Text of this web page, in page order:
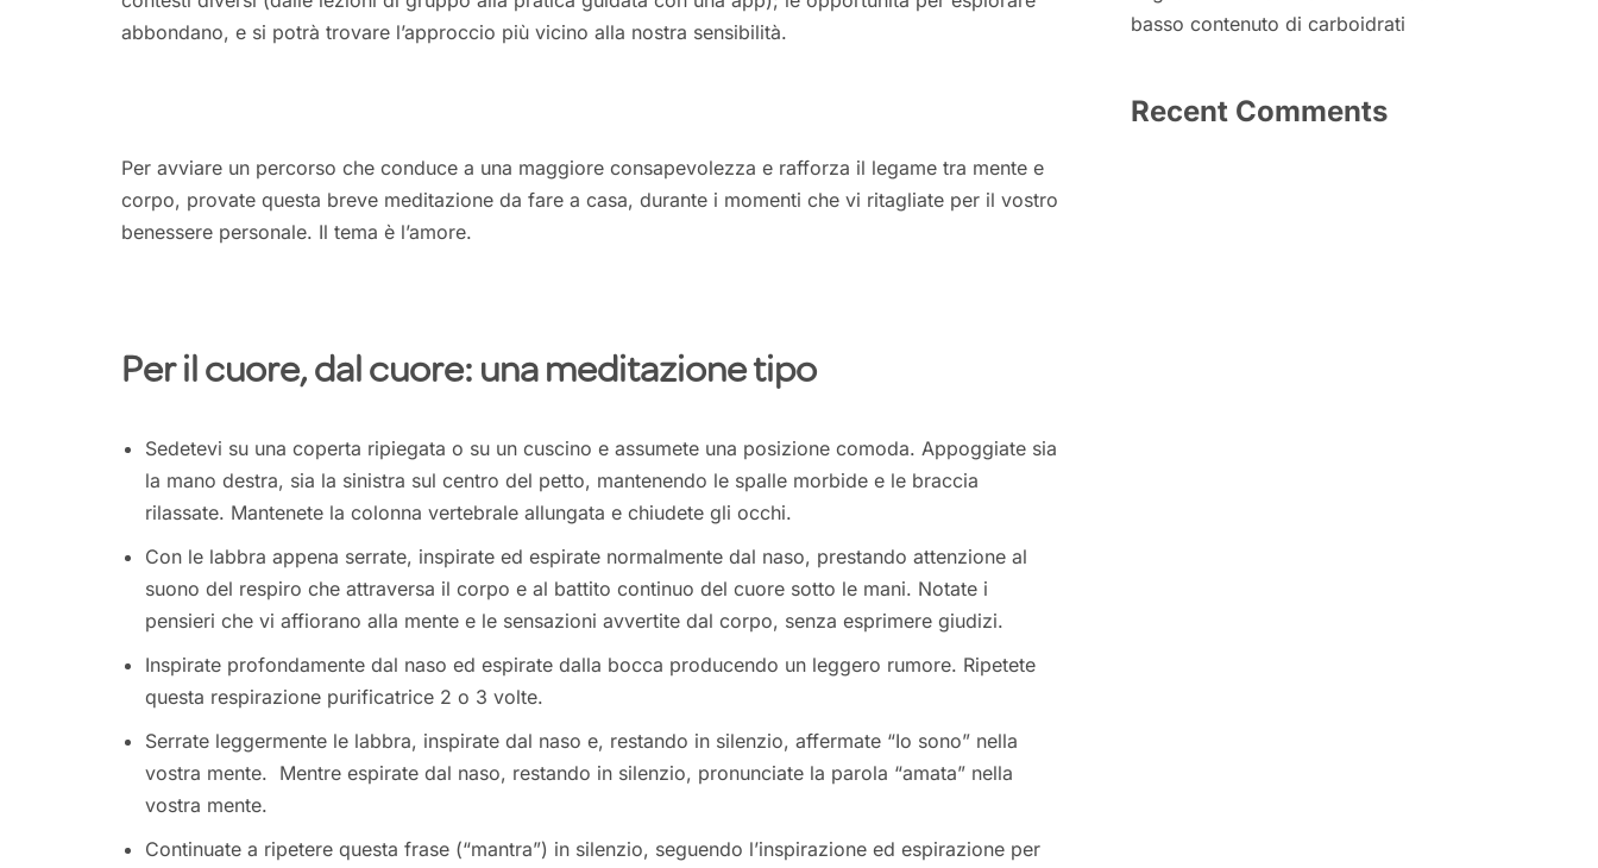
abbondano, e si potrà trovare l’approccio più vicino alla nostra sensibilità.
Per avviare un percorso che conduce a una maggiore consapevolezza e rafforza il legame tra mente e
corpo, provate questa breve meditazione da fare a casa, durante i momenti che vi ritagliate per il vostro
benessere personale. Il tema è l’amore.
Per il cuore, dal cuore: una meditazione tipo
Sedetevi su una coperta ripiegata o su un cuscino e assumete una posizione comoda. Appoggiate sia
la mano destra, sia la sinistra sul centro del petto, mantenendo le spalle morbide e le braccia
rilassate. Mantenete la colonna vertebrale allungata e chiudete gli occhi.
Con le labbra appena serrate, inspirate ed espirate normalmente dal naso, prestando attenzione al
suono del respiro che attraversa il corpo e al battito continuo del cuore sotto le mani. Notate i
pensieri che vi affiorano alla mente e le sensazioni avvertite dal corpo, senza esprimere giudizi.
Inspirate profondamente dal naso ed espirate dalla bocca producendo un leggero rumore. Ripetete
questa respirazione purificatrice 2 o 3 volte.
Serrate leggermente le labbra, inspirate dal naso e, restando in silenzio, affermate “Io sono” nella
vostra mente. Mentre espirate dal naso, restando in silenzio, pronunciate la parola “amata” nella
vostra mente.
Continuate a ripetere questa frase (“mantra”) in silenzio, seguendo l’inspirazione ed espirazione per
basso contenuto di carboidrati
Recent Comments